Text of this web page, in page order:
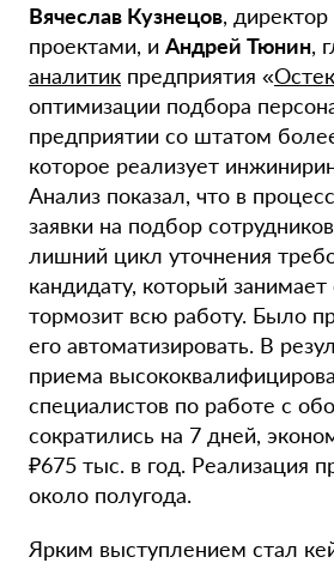
Вячеслав Кузнецов,
проектами, и Андрей Тюнин,
аналитик предприятия «Остек
оптимизации подбора
предприятии со штатом
которое реализует
Анализ показал, что в
заявки на подбор
лишний цикл уточнения
кандидату, который
тормозит всю работу. Было
его автоматизировать. В
приема
специалистов по работе с
сократились на 7 дней,
₽675 тыс. в год. Реализация
около полугода.
Ярким выступлением стал